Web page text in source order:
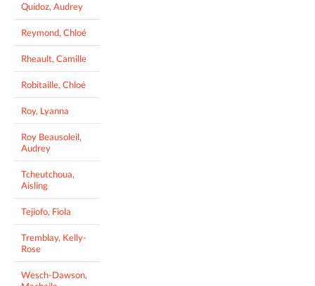
Quidoz, Audrey
Reymond, Chloé
Rheault, Camille
Robitaille, Chloé
Roy, Lyanna
Roy Beausoleil,
Audrey
Tcheutchoua,
Aisling
Tejiofo, Fiola
Tremblay, Kelly-
Rose
Wesch-Dawson,